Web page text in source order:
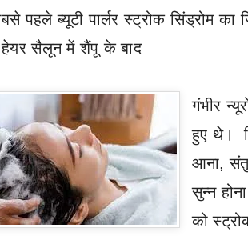
पहले ब्यूटी पार्लर स्ट्रोक सिंड्रोम का
हेयर सैलून में शैंपू के बाद
गंभीर
हुए थे।
आना,
सुन्न
को